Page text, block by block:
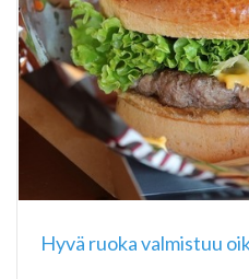
Hyvä ruoka valmistuu